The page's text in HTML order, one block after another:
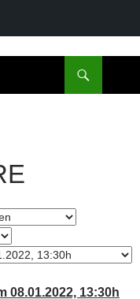
08.01.2022, 13:30h